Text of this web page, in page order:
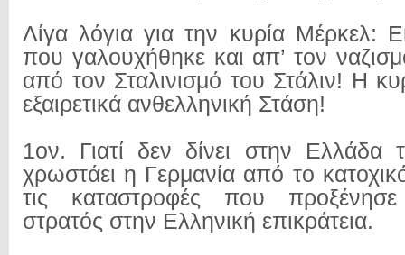
Λίγα λόγια για την κυρία Μέρκελ:
που γαλουχήθηκε και απ’ τον
από τον Σταλινισμό του Στάλιν! Η
εξαιρετικά ανθελληνική Στάση!
1ον. Γιατί δεν δίνει στην Ελλάδα
χρωστάει η Γερμανία από το
τις καταστροφές που
στρατός στην Ελληνική επικράτεια.